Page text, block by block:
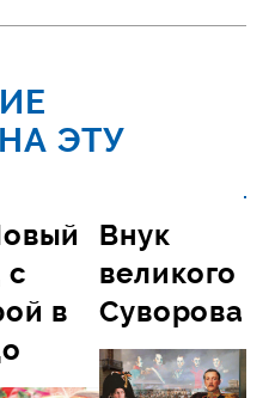
ЭТУ
с
в
Внук
великого
Суворова